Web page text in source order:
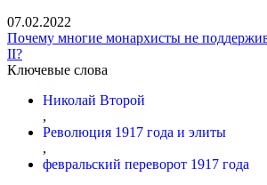
07.02.2022
Почему многие монархисты не
II?
Ключевые слова
Николай Второй
,
Революция 1917 года и элиты
,
февральский переворот 1917 года